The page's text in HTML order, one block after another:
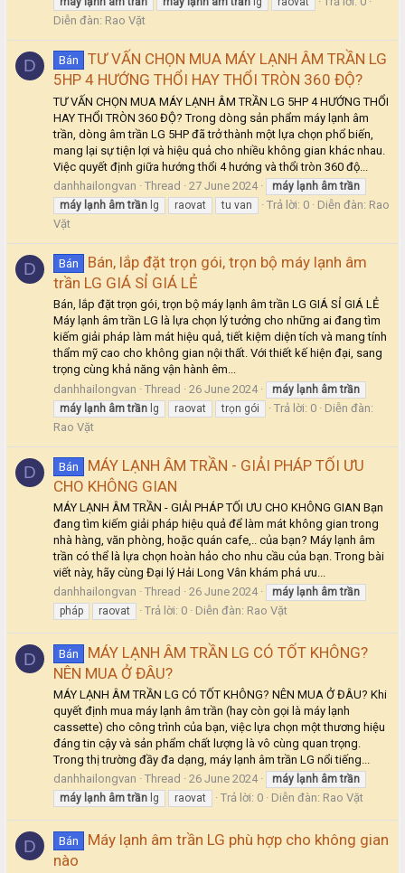
Diễn đàn: Rao Vặt
D Bán
TƯ VẤN CHỌN MUA MÁY LẠNH ÂM TRẦN LG
5HP 4 HƯỚNG THỔI HAY THỔI TRÒN 360 ĐỘ?
TƯ VẤN CHỌN MUA MÁY LẠNH ÂM TRẦN LG 5HP 4 HƯỚNG THỔI
HAY THỔI TRÒN 360 ĐỘ? Trong dòng sản phẩm máy lạnh âm
trần, dòng âm trần LG 5HP đã trở thành một lựa chọn phổ biến,
mang lại sự tiện lợi và hiệu quả cho nhiều không gian khác nhau.
Việc quyết định giữa hướng thổi 4 hướng và thổi tròn 360 độ...
danhhailongvan
Thread 27 June 2024 máy lạnh âm trần
máy lạnh âm trần lg raovat tu van Trả lời: 0 Diễn đàn: Rao
Vặt
D Bán
Bán, lắp đặt trọn gói, trọn bộ máy lạnh âm
trần LG GIÁ SỈ GIÁ LẺ
Bán, lắp đặt trọn gói, trọn bộ máy lạnh âm trần LG GIÁ SỈ GIÁ LẺ
Máy lạnh âm trần LG là lựa chọn lý tưởng cho những ai đang tìm
kiếm giải pháp làm mát hiệu quả, tiết kiệm diện tích và mang tính
thẩm mỹ cao cho không gian nội thất. Với thiết kế hiện đại, sang
trọng cùng khả năng vận hành êm...
danhhailongvan
Thread 26 June 2024 máy lạnh âm trần
máy lạnh âm trần lg raovat trọn gói Trả lời: 0
Diễn đàn:
Rao Vặt
D Bán
MÁY LẠNH ÂM TRẦN - GIẢI PHÁP TỐI ƯU
CHO KHÔNG GIAN
MÁY LẠNH ÂM TRẦN - GIẢI PHÁP TỐI ƯU CHO KHÔNG GIAN Bạn
đang tìm kiếm giải pháp hiệu quả để làm mát không gian trong
nhà hàng, văn phòng, hoặc quán cafe,.. của bạn? Máy lạnh âm
trần có thể là lựa chọn hoàn hảo cho nhu cầu của bạn. Trong bài
viết này, hãy cùng Đại lý Hải Long Vân khám phá ưu...
danhhailongvan
Thread 26 June 2024 máy lạnh âm trần
pháp
raovat Trả lời: 0 Diễn đàn: Rao Vặt
D Bán
MÁY LẠNH ÂM TRẦN LG CÓ TỐT KHÔNG?
NÊN MUA Ở ĐÂU?
MÁY LẠNH ÂM TRẦN LG CÓ TỐT KHÔNG? NÊN MUA Ở ĐÂU? Khi
quyết định mua máy lạnh âm trần (hay còn gọi là máy lạnh
cassette) cho công trình của bạn, việc lựa chọn một thương hiệu
đáng tin cậy và sản phẩm chất lượng là vô cùng quan trọng.
Trong thị trường đầy đa dạng, máy lạnh âm trần LG nổi tiếng...
danhhailongvan
Thread 26 June 2024 máy lạnh âm trần
máy lạnh âm trần lg raovat Trả lời: 0 Diễn đàn: Rao Vặt
D Bán
Máy lạnh âm trần LG phù hợp cho không gian
nào